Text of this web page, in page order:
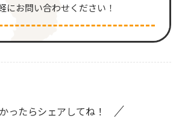
にお問い合わせください！
ったらシェアしてね！